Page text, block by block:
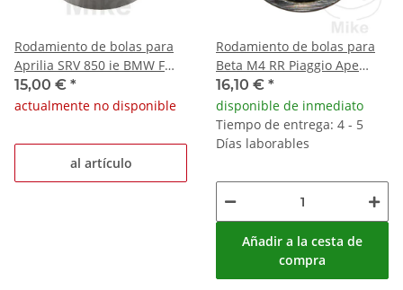
Rodamiento de bolas para
Aprilia SRV 850 ie BMW F
800 R 1200
15,00 € *
actualmente no disponible
al artículo
Rodamiento de bolas para
Beta M4 RR Piaggio Ape
Super Bravo Vespa 100 90
ET3
16,10 € *
disponible de inmediato
Tiempo de entrega: 4 - 5
Días laborables
Añadir a la cesta de
compra